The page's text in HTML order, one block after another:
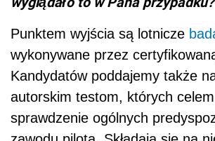
Punktem wyjścia są lotnicze
wykonywane przez
Kandydatów poddajemy także
autorskim testom, których
sprawdzenie ogólnych